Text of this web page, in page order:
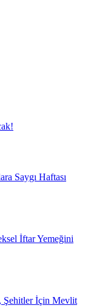
Saygı Haftası
İftar Yemeğini
Şehitler İçin Mevlit